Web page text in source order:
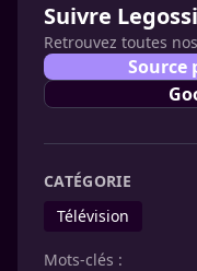
Suivre
Retrouvez toutes
Source
CATÉGORIE
Télévision
Mots-clés :